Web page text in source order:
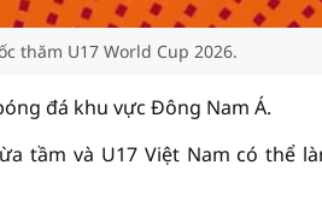
thăm U17 World Cup 2026.
đá khu vực Đông Nam Á.
tầm và U17 Việt Nam có thể